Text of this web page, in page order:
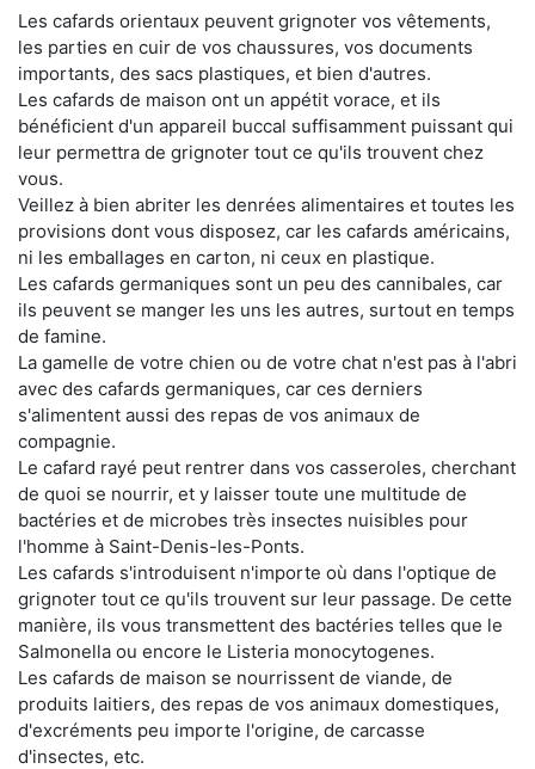
Les cafards orientaux peuvent grignoter vos vêtements,
les parties en cuir de vos chaussures, vos documents
importants, des sacs plastiques, et bien d'autres.
Les cafards de maison ont un appétit vorace, et ils
bénéficient d'un appareil buccal suffisamment puissant qui
leur permettra de grignoter tout ce qu'ils trouvent chez
vous.
Veillez à bien abriter les denrées alimentaires et toutes les
provisions dont vous disposez, car les cafards américains,
ni les emballages en carton, ni ceux en plastique.
Les cafards germaniques sont un peu des cannibales, car
ils peuvent se manger les uns les autres, surtout en temps
de famine.
La gamelle de votre chien ou de votre chat n'est pas à l'abri
avec des cafards germaniques, car ces derniers
s'alimentent aussi des repas de vos animaux de
compagnie.
Le cafard rayé peut rentrer dans vos casseroles, cherchant
de quoi se nourrir, et y laisser toute une multitude de
bactéries et de microbes très insectes nuisibles pour
l'homme à Saint-Denis-les-Ponts.
Les cafards s'introduisent n'importe où dans l'optique de
grignoter tout ce qu'ils trouvent sur leur passage. De cette
manière, ils vous transmettent des bactéries telles que le
Salmonella ou encore le Listeria monocytogenes.
Les cafards de maison se nourrissent de viande, de
produits laitiers, des repas de vos animaux domestiques,
d'excréments peu importe l'origine, de carcasse
d'insectes, etc.